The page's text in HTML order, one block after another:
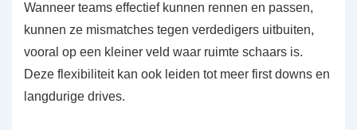
Wanneer teams effectief kunnen rennen en passen,
kunnen ze mismatches tegen verdedigers uitbuiten,
vooral op een kleiner veld waar ruimte schaars is.
Deze flexibiliteit kan ook leiden tot meer first downs en
langdurige drives.